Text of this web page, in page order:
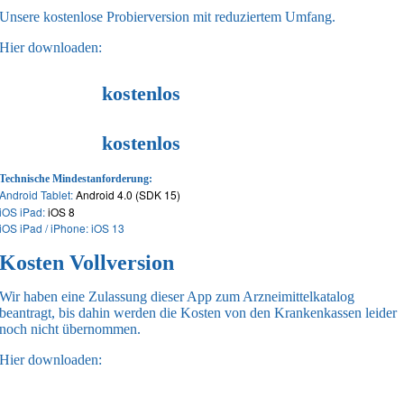
Unsere kostenlose Probierversion mit reduziertem Umfang.
Hier downloaden:
kostenlos
kostenlos
Technische Mindestanforderung:
Android Tablet:Android 4.0 (SDK 15)
iOS iPad:iOS 8
iOS iPad / iPhone: iOS 13
Kosten Vollversion
Wir haben eine Zulassung dieser App zum Arzneimittelkatalog
beantragt, bis dahin werden die Kosten von den Krankenkassen leider
noch nicht übernommen.
Hier downloaden: